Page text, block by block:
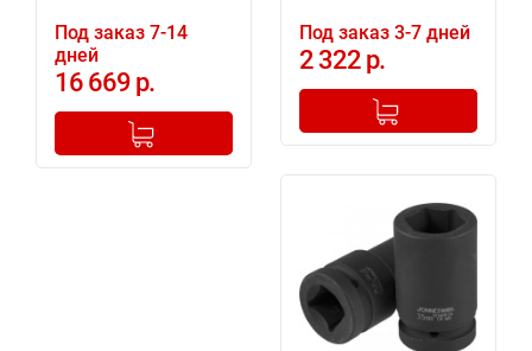
Под заказ 7-14
дней
16 669 р.
+
Добавлено в корзину
Под заказ 3-7 дней
2 322 р.
+
Добавлено в корзину